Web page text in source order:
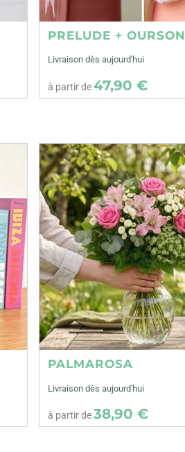
PRELUDE + OURSON
Livraison dès aujourd'hui
à partir de47,90 €
PALMAROSA
Livraison dès aujourd'hui
à partir de38,90 €